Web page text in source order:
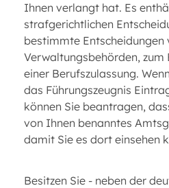
Ihnen verlangt hat. Es
strafgerichtlichen
bestimmte Entscheidungen
Verwaltungsbehörden, zum
einer Berufszulassung.
das Führungszeugnis
können Sie beantragen,
von Ihnen benanntes
damit Sie es dort einsehen
Besitzen Sie - neben der